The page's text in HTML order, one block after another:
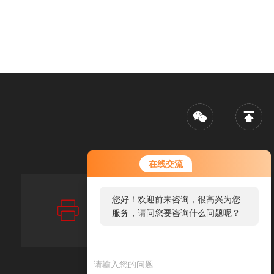
在线交流
您好！欢迎前来咨询，很高兴为您
服务，请问您要咨询什么问题呢？
传真：FAX
86-0731-88922395